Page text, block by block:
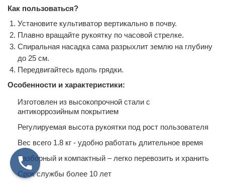
Как пользоваться?
Установите культиватор вертикально в почву.
Плавно вращайте рукоятку по часовой стрелке.
Спиральная насадка сама разрыхлит землю на глубину
до 25 см.
Передвигайтесь вдоль грядки.
Особенности и характеристики:
Изготовлен из высокопрочной стали с
антикоррозийным покрытием
Регулируемая высота рукоятки под рост пользователя
Вес всего 1.8 кг - удобно работать длительное время
Разборный и компактный – легко перевозить и хранить
Срок службы более 10 лет